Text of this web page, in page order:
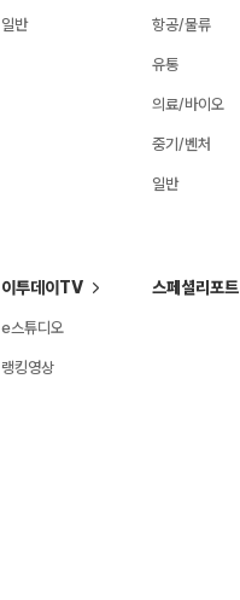
일반 항공/물류
유통
의료/바이오
중기/벤처
일반
이투데이TV
e스튜디오
랭킹영상
스페셜리포트